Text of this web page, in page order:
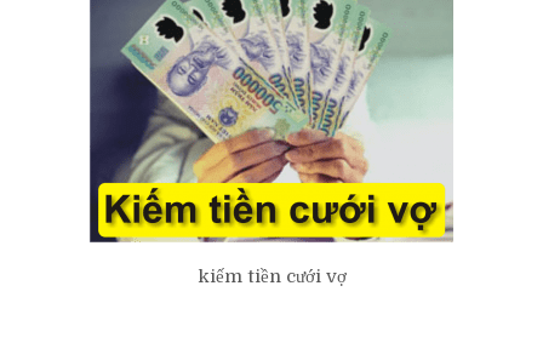
kiếm tiền cưới vợ